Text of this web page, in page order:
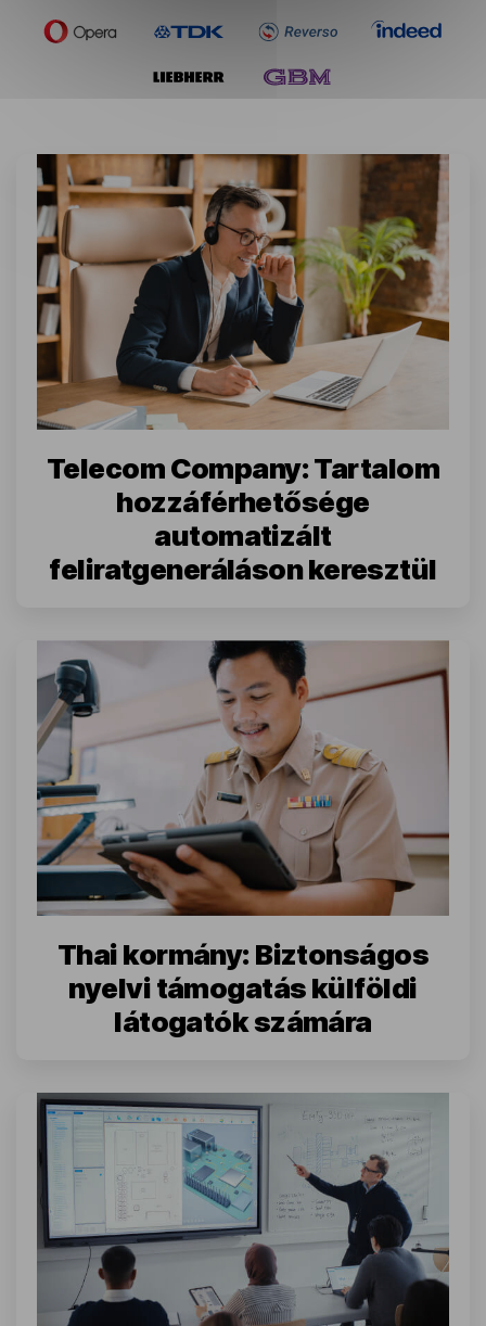
Telecom Company: Tartalom
hozzáférhetősége
automatizált
feliratgeneráláson keresztül
Thai kormány: Biztonságos
nyelvi támogatás külföldi
látogatók számára